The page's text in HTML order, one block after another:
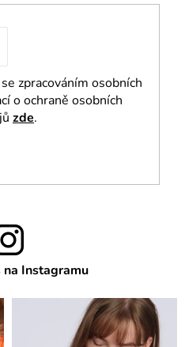
se zpracováním osobních
o ochraně osobních
zde.
Instagramu